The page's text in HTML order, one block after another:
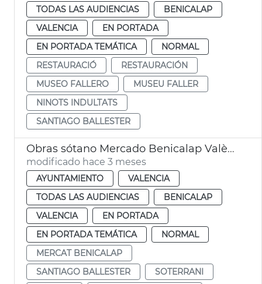
TODAS LAS AUDIENCIAS
BENICALAP
VALENCIA
EN PORTADA
EN PORTADA TEMÁTICA
NORMAL
RESTAURACIÓ
RESTAURACIÓN
MUSEO FALLERO
MUSEU FALLER
NINOTS INDULTATS
SANTIAGO BALLESTER
Obras sótano Mercado Benicalap València
modificado hace 3 meses
AYUNTAMIENTO
VALENCIA
TODAS LAS AUDIENCIAS
BENICALAP
VALENCIA
EN PORTADA
EN PORTADA TEMÁTICA
NORMAL
MERCAT BENICALAP
SANTIAGO BALLESTER
SOTERRANI